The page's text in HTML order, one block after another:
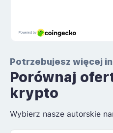
Potrzebujesz więcej
Porównaj
krypto
Wybierz nasze autorskie